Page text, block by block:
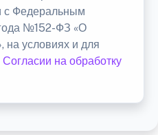
с Федеральным
№152-ФЗ «О
на условиях и для
Согласии на обработку